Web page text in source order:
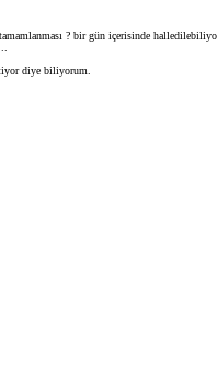
? bir gün içerisinde
diye biliyorum.